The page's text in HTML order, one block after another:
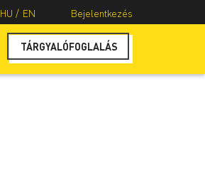
HU / EN Bejelentkezés
TÁRGYALÓFOGLALÁS